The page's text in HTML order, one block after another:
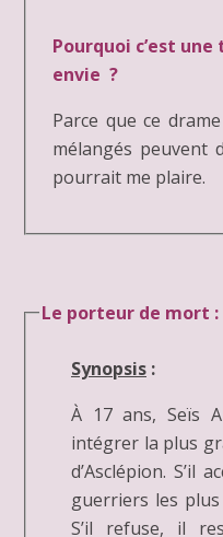
Pourquoi c’est
envie ?
Parce que ce
mélangés peuvent
pourrait me plaire.
Le porteur de mort :
Synopsis :
À 17 ans, Seïs
intégrer la plus
d’Asclépion. S’il
guerriers les
S’il refuse, il